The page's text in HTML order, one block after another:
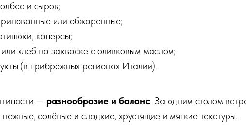
и сыров;
или обжаренные;
каперсы;
или хлеб на закваске с оливковым маслом;
(в прибрежных регионах Италии).
— разнообразие и баланс. За одним столом
солёные и сладкие, хрустящие и мягкие текстуры.